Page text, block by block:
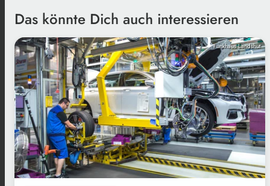
Das könnte Dich auch interessieren
Funkhaus Landshut